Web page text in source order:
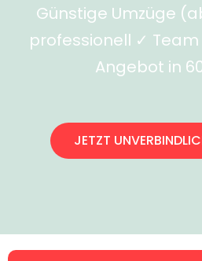
Günstige Umzüge
professionell ✓
Angebot in
JETZT